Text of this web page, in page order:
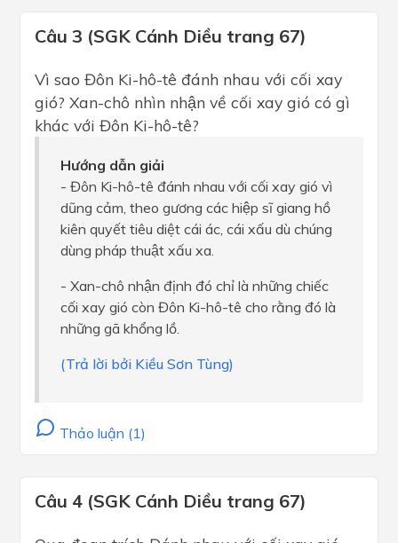
Câu 3 (SGK Cánh Diều trang 67)
Vì sao Đôn Ki-hô-tê đánh nhau với cối xay
gió? Xan-chô nhìn nhận về cối xay gió có gì
khác với Đôn Ki-hô-tê?
Hướng dẫn giải
- Đôn Ki-hô-tê đánh nhau với cối xay gió vì
dũng cảm, theo gương các hiệp sĩ giang hồ
kiên quyết tiêu diệt cái ác, cái xấu dù chúng
dùng pháp thuật xấu xa.
- Xan-chô nhận định đó chỉ là những chiếc
cối xay gió còn Đôn Ki-hô-tê cho rằng đó là
những gã khổng lồ.
(Trả lời bởi Kiều Sơn Tùng)
Thảo luận (1)
Câu 4 (SGK Cánh Diều trang 67)